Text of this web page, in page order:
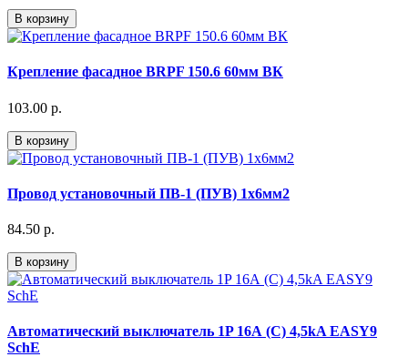
В корзину
Крепление фасадное BRPF 150.6 60мм ВК
103.00 р.
В корзину
Провод установочный ПВ-1 (ПУВ) 1х6мм2
84.50 р.
В корзину
Автоматический выключатель 1P 16А (C) 4,5kA EASY9
SchE